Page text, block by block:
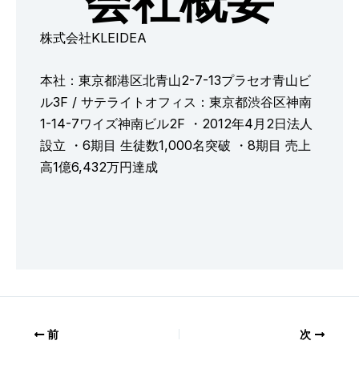
株式会社KLEIDEA
本社：東京都港区北青山2-7-13プラセオ青山ビ
ル3F / サテライトオフィス：東京都渋谷区神南
1-14-7ワイズ神南ビル2F ・2012年4月2日法人
設立 ・6期目 生徒数1,000名突破 ・8期目 売上
高1億6,432万円達成
前 次